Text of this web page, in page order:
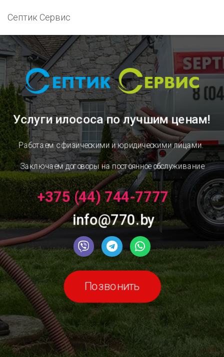
Септик Сервис
Услуги илососапо лучшим ценам!
Работаем с физическими и юридическими лицами.
Заключаем договоры на постоянное обслуживание
+375 (44) 744-7777
info@770.by
Позвонить